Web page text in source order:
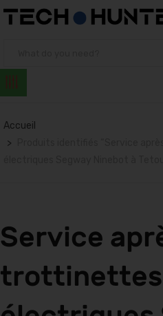
Accueil
Service
trottinettes